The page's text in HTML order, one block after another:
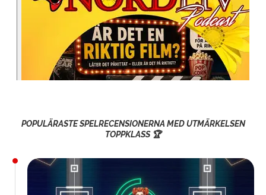
POPULÄRASTE SPELRECENSIONERNA MED UTMÄRKELSEN
TOPPKLASS 🏆